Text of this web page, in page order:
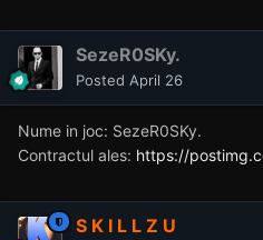
SezeR0SKy.
Posted April 26
Nume in joc: SezeR0SKy.
Contractul ales: https://
S K I L L Z U